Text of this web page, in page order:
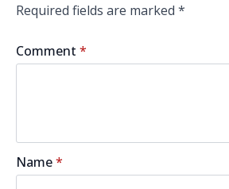
Required fields are marked *
Comment *
Name*